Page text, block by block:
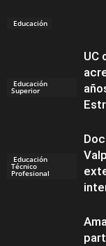
Educación
Educación
Superior
UC
Educación
Técnico
Profesional